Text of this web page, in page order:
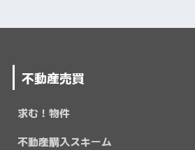
不動産売買
求む！物件
不動産購入スキーム